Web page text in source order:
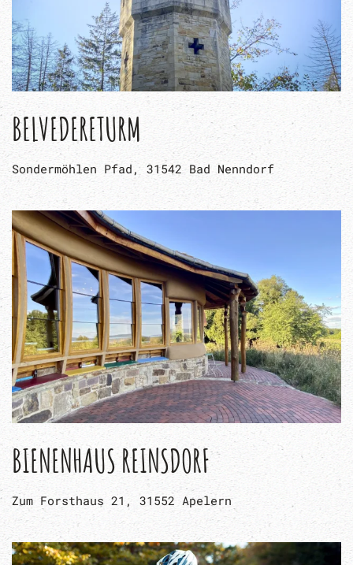
BELVEDERETURM
Sondermöhlen Pfad, 31542 Bad Nenndorf
BIENENHAUS REINSDORF
Zum Forsthaus 21, 31552 Apelern